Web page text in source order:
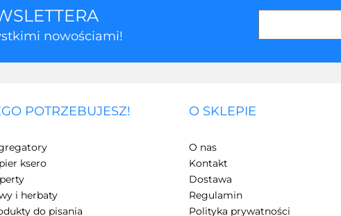
nowościami!
POTRZEBUJESZ!
ksero
i herbaty
do pisania
O SKLEPIE
O nas
Kontakt
Dostawa
Regulamin
Polityka prywatności